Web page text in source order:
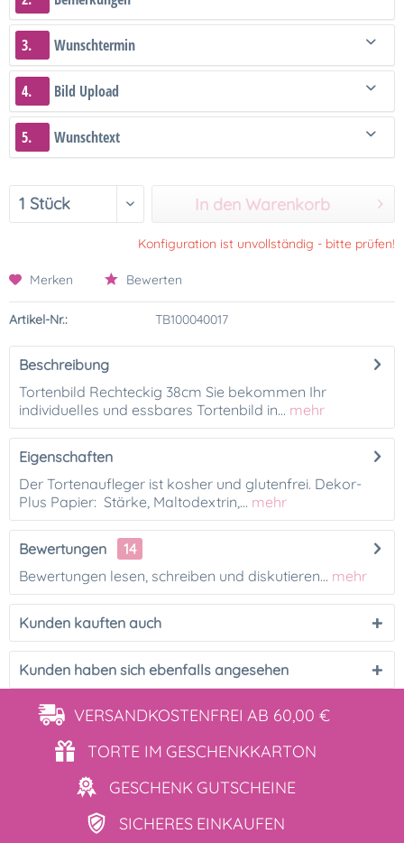
3. Wunschtermin
4. Bild Upload
5. Wunschtext
In den Warenkorb
Konfiguration ist unvollständig - bitte prüfen!
Merken Bewerten
Artikel-Nr.: TB100040017
Beschreibung
Tortenbild Rechteckig 38cm Sie bekommen Ihr
individuelles und essbares Tortenbild in... mehr
Eigenschaften
Der Tortenaufleger ist kosher und glutenfrei. Dekor-
Plus Papier: Stärke, Maltodextrin,... mehr
Bewertungen
14
Bewertungen lesen, schreiben und diskutieren... mehr
Kunden kauften auch
Kunden haben sich ebenfalls angesehen
VERSANDKOSTENFREI AB 60,00 €
TORTE IM GESCHENKKARTON
GESCHENK GUTSCHEINE
SICHERES EINKAUFEN